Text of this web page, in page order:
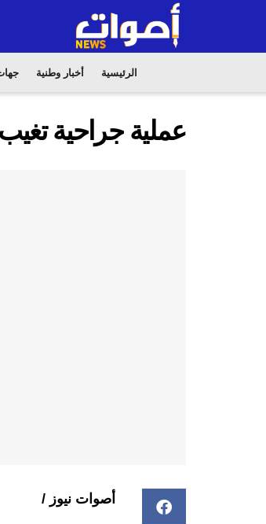
الرئيسية أخبار وطنية
عملية جراحية
أصوات نيوز /